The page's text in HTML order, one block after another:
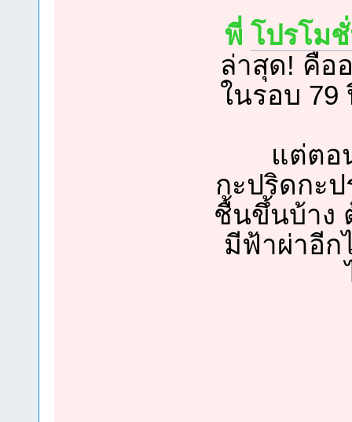
พี่โปรโม
ล่าสุด! คือ
ในรอบ 79
แต่ตอ
กะปริดกะ
ชื้นขึ้นบ้าง
มีฟ้าผ่าอีก